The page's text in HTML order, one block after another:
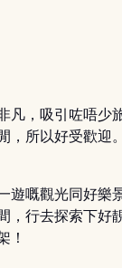
凡，吸引咗唔少
，所以好受歡迎
遊嘅觀光同好樂
，行去探索下好
！